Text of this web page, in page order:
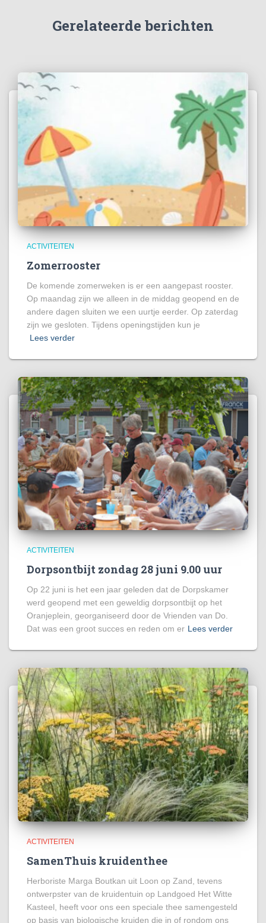
Gerelateerde berichten
ACTIVITEITEN
Zomerrooster
De komende zomerweken is er een aangepast rooster.
Op maandag zijn we alleen in de middag geopend en de
andere dagen sluiten we een uurtje eerder. Op zaterdag
zijn we gesloten. Tijdens openingstijden kun je
Lees verder
ACTIVITEITEN
Dorpsontbijt zondag 28 juni 9.00 uur
Op 22 juni is het een jaar geleden dat de Dorpskamer
werd geopend met een geweldig dorpsontbijt op het
Oranjeplein, georganiseerd door de Vrienden van Do.
Dat was een groot succes en reden om er Lees verder
ACTIVITEITEN
SamenThuis kruidenthee
Herboriste Marga Boutkan uit Loon op Zand, tevens
ontwerpster van de kruidentuin op Landgoed Het Witte
Kasteel, heeft voor ons een speciale thee samengesteld
op basis van biologische kruiden die in of rondom ons